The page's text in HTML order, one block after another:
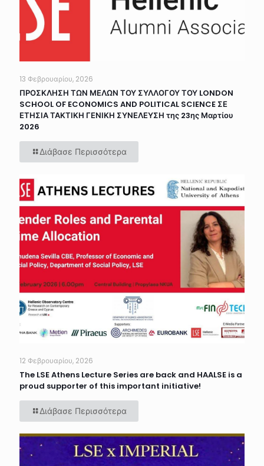
13 Φεβρουαρίου, 2026
ΠΡΟΣΚΛΗΣΗ ΤΩΝ ΜΕΛΩΝ ΤΟΥ ΣΥΛΛΟΓΟΥ ΤΟΥ LONDON
SCHOOL OF ECONOMICS AND POLITICAL SCIENCE ΣΕ
ΕΤΗΣΙΑ ΤΑΚΤΙΚΗ ΓΕΝΙΚΗ ΣΥΝΕΛΕΥΣΗ της 23ης Μαρτίου
2026
Διάβασε Περισσότερα
12 Φεβρουαρίου, 2026
The LSE Athens Lecture Series are back and HAALSE is a
proud supporter of this important initiative!
Διάβασε Περισσότερα